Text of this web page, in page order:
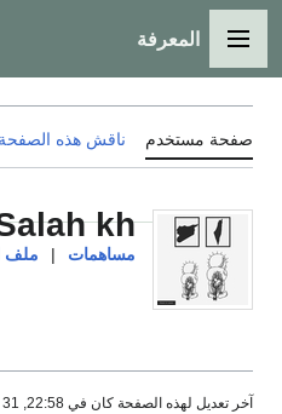
القائمة الرئيسية
المعرفة
صفحة مستخدم ناقش هذه الصفحة
kh
مساهمات | ملف
آخر تعديل لهذه الصفحة كان في 22:58, 31 يناير 2022.